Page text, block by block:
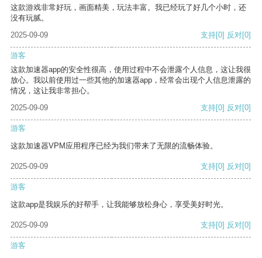
这款游戏非常好玩，画面精美，玩法丰富。我已经玩了好几个小时，还
没有玩腻。
2025-09-09
支持[0] 反对[0]
游客
这款加速器app的安全性很高，使用过程中不会泄露个人信息，这让我很
放心。我以前使用过一些其他的加速器app，经常会出现个人信息泄露的
情况，这让我非常担心。
2025-09-09
支持[0] 反对[0]
游客
这款加速器VPM应用程序已经为我们带来了无限的流畅体验。
2025-09-09 支持[0] 反对[0]
游客
这款app是我娱乐的好帮手，让我能够放松身心，享受美好时光。
2025-09-09 支持[0] 反对[0]
游客